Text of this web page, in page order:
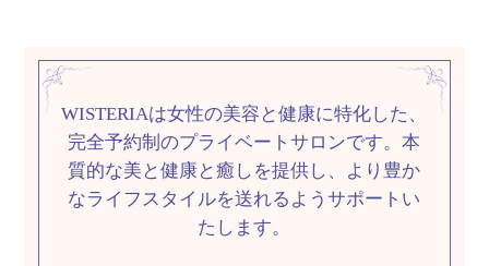
WISTERIAは女性の美容と健康に特化した、
完全予約制のプライベートサロンです。本
質的な美と健康と癒しを提供し、 より豊か
なライフスタイルを送れるようサポートい
たします。